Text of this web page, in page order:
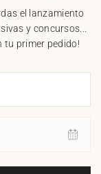
el lanzamiento
y concursos...
tu primer pedido!